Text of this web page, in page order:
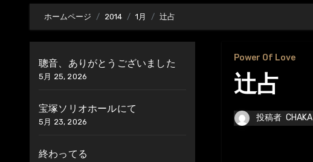
ホームページ 2014 1月 辻占
聰音、ありがとうございました
5月 25, 2026
宝塚ソリオホールにて
5月 23, 2026
終わってる
Power Of Love
辻占
投稿者 CHAKA